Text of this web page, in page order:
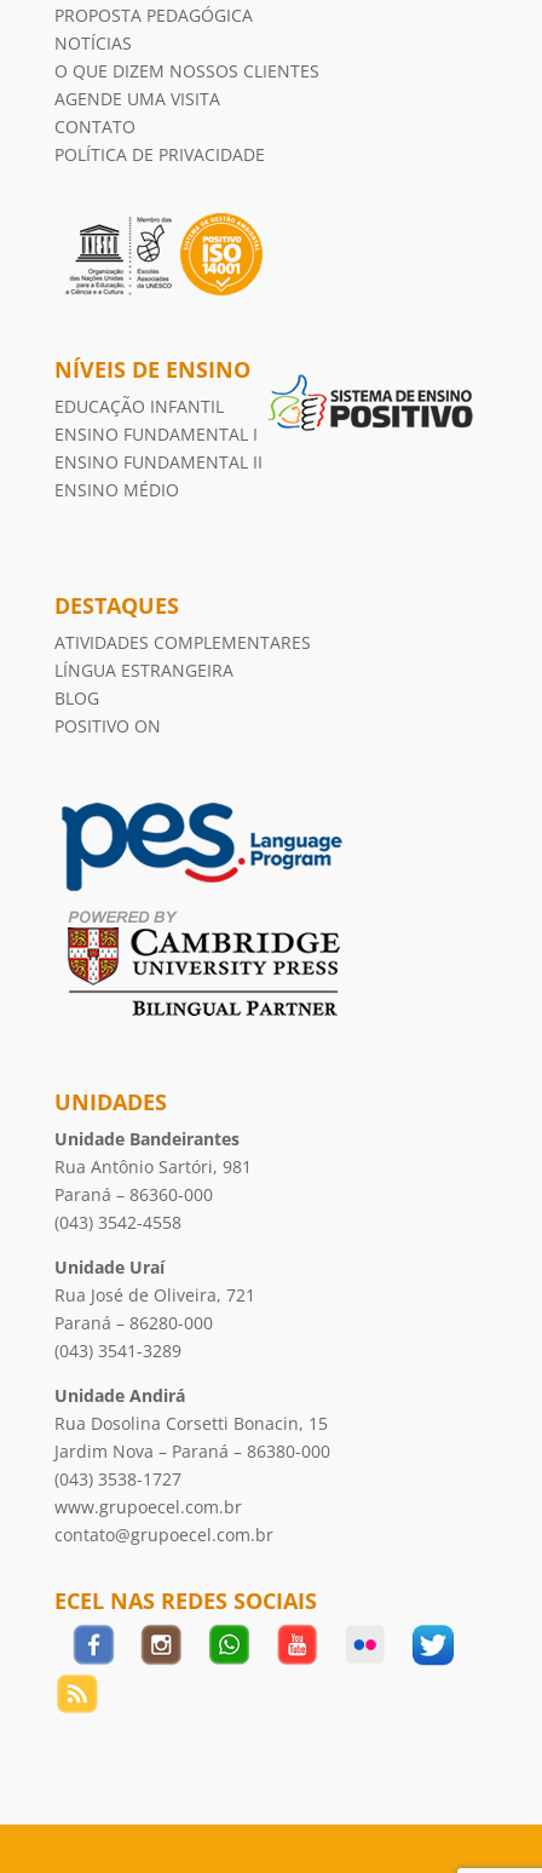
PROPOSTA PEDAGÓGICA
NOTÍCIAS
O QUE DIZEM NOSSOS CLIENTES
AGENDE UMA VISITA
CONTATO
POLÍTICA DE PRIVACIDADE
NÍVEIS DE ENSINO
EDUCAÇÃO INFANTIL
ENSINO FUNDAMENTAL I
ENSINO FUNDAMENTAL II
ENSINO MÉDIO
DESTAQUES
ATIVIDADES COMPLEMENTARES
LÍNGUA ESTRANGEIRA
BLOG
POSITIVO ON
UNIDADES
Unidade Bandeirantes
Rua Antônio Sartóri, 981
Paraná – 86360-000
(043) 3542-4558
Unidade Uraí
Rua José de Oliveira, 721
Paraná – 86280-000
(043) 3541-3289
Unidade Andirá
Rua Dosolina Corsetti Bonacin, 15
Jardim Nova – Paraná – 86380-000
(043) 3538-1727
www.grupoecel.com.br
contato@grupoecel.com.br
ECEL NAS REDES SOCIAIS